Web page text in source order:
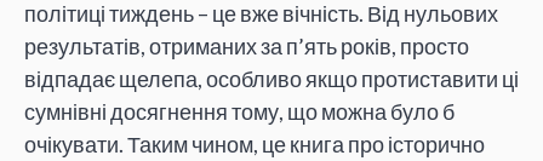
політиці тиждень – це вже вічність. Від нульових
результатів, отриманих за п’ять років, просто
відпадає щелепа, особливо якщо протиставити ці
сумнівні досягнення тому, що можна було б
очікувати. Таким чином, це книга про історично